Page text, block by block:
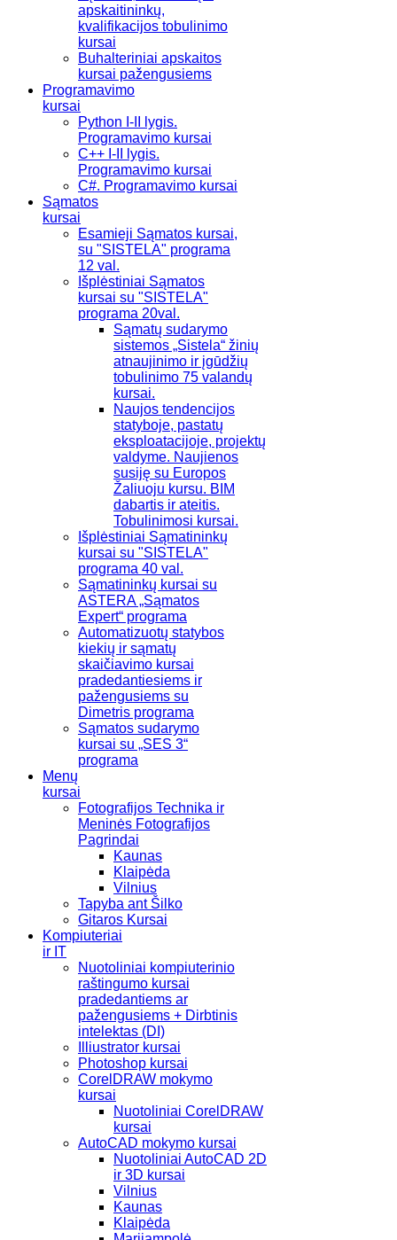
apskaitininkų,
kvalifikacijos tobulinimo
kursai
Buhalteriniai apskaitos
kursai pažengusiems
Programavimo
kursai
Python I-II lygis.
Programavimo kursai
C++ I-II lygis.
Programavimo kursai
C#. Programavimo kursai
Sąmatos
kursai
Esamieji Sąmatos kursai,
su "SISTELA" programa
12 val.
Išplėstiniai Sąmatos
kursai su "SISTELA"
programa 20val.
Sąmatų sudarymo
sistemos „Sistela“ žinių
atnaujinimo ir įgūdžių
tobulinimo 75 valandų
kursai.
Naujos tendencijos
statyboje, pastatų
eksploatacijoje, projektų
valdyme. Naujienos
susiję su Europos
Žaliuoju kursu. BIM
dabartis ir ateitis.
Tobulinimosi kursai.
Išplėstiniai Sąmatininkų
kursai su "SISTELA"
programa 40 val.
Sąmatininkų kursai su
ASTERA „Sąmatos
Expert“ programa
Automatizuotų statybos
kiekių ir sąmatų
skaičiavimo kursai
pradedantiesiems ir
pažengusiems su
Dimetris programa
Sąmatos sudarymo
kursai su „SES 3“
programa
Menų
kursai
Fotografijos Technika ir
Meninės Fotografijos
Pagrindai
Kaunas
Klaipėda
Vilnius
Tapyba ant Šilko
Gitaros Kursai
Kompiuteriai
ir IT
Nuotoliniai kompiuterinio
raštingumo kursai
pradedantiems ar
pažengusiems + Dirbtinis
intelektas (DI)
Illiustrator kursai
Photoshop kursai
CorelDRAW mokymo
kursai
Nuotoliniai CorelDRAW
kursai
AutoCAD mokymo kursai
Nuotoliniai AutoCAD 2D
ir 3D kursai
Vilnius
Kaunas
Klaipėda